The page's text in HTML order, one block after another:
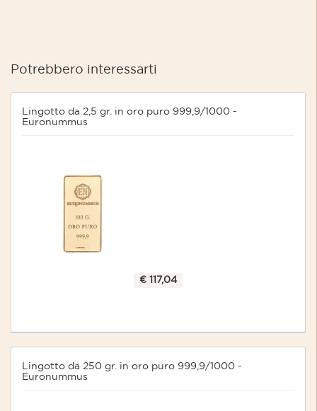
Potrebbero interessarti
Lingotto da 2,5 gr. in oro puro 999,9/1000 -
Euronummus
€ 117,04
Lingotto da 250 gr. in oro puro 999,9/1000 -
Euronummus